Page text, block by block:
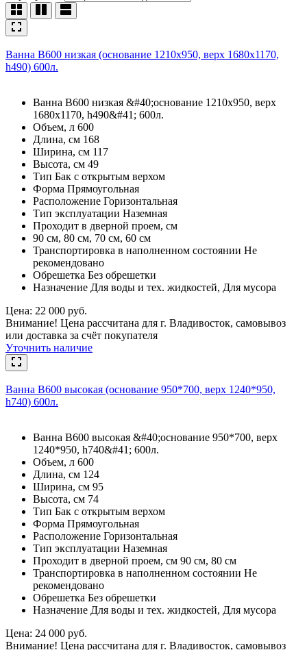
Ванна В600 низкая (основание 1210х950, верх 1680х1170,
h490) 600л.
Ванна В600 низкая &#40;основание 1210х950, верх
1680х1170, h490&#41; 600л.
Объем, л 600
Длина, см 168
Ширина, см 117
Высота, см 49
Тип Бак с открытым верхом
Форма Прямоугольная
Расположение Горизонтальная
Тип эксплуатации Наземная
Проходит в дверной проем, см
90 см, 80 см, 70 см, 60 см
Транспортировка в наполненном состоянии Не
рекомендовано
Обрешетка Без обрешетки
Назначение Для воды и тех. жидкостей, Для мусора
Цена: 22 000 руб.
Внимание! Цена рассчитана для г. Владивосток, самовывоз
или доставка за счёт покупателя
Уточнить наличие
Ванна В600 высокая (основание 950*700, верх 1240*950,
h740) 600л.
Ванна В600 высокая &#40;основание 950*700, верх
1240*950, h740&#41; 600л.
Объем, л 600
Длина, см 124
Ширина, см 95
Высота, см 74
Тип Бак с открытым верхом
Форма Прямоугольная
Расположение Горизонтальная
Тип эксплуатации Наземная
Проходит в дверной проем, см 90 см, 80 см
Транспортировка в наполненном состоянии Не
рекомендовано
Обрешетка Без обрешетки
Назначение Для воды и тех. жидкостей, Для мусора
Цена: 24 000 руб.
Внимание! Цена рассчитана для г. Владивосток, самовывоз